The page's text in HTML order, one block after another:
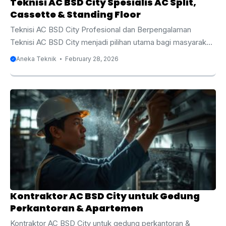
Cassette & Standing Floor
Teknisi AC BSD City Profesional dan Berpengalaman
Teknisi AC BSD City menjadi pilihan utama bagi masyarakat
yang membutuhkan layanan servis, perawatan, instalasi,
pertumbuhan properti yang sangat pesat. Mulai dari
perumahan elite, apartemen, ruko, perkantoran, hingga
pusat perbelanjaan, semuanya membutuhkan sistem
pendingin ruangan yang optimal. Oleh karena itu,
keberadaan teknisi AC yang berpengalaman dan memahami
berbagai jenis AC seperti split, cassette, dan standing floor
menjadi sangat ...
Aneka Teknik February 28, 2026
Kontraktor AC BSD City untuk Gedung
Perkantoran & Apartemen
Kontraktor AC BSD City untuk gedung perkantoran &